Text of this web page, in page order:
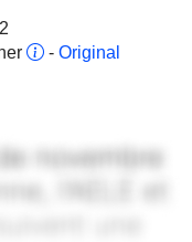
- Original